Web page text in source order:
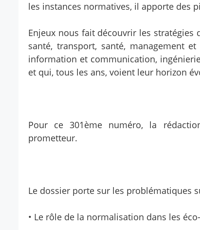
les instances normatives, il apporte des
Enjeux nous fait découvrir les stratégies
santé, transport, santé, management
information et communication,
et qui, tous les ans, voient leur horizon
Pour ce 301ème numéro, la
prometteur.
Le dossier porte sur les problématiques
• Le rôle de la normalisation dans les